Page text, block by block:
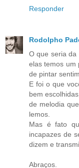
Responder
Rodolpho
O que seria da
elas temos um
de pintar
E foi o que
bem
de melodia
lemos.
Mas é fato
incapazes de
dizem e
Abraços.